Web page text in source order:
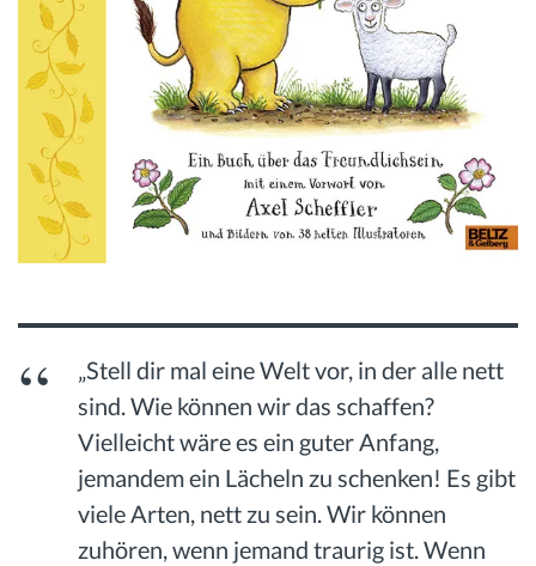
„Stell dir mal eine Welt vor, in der alle nett
sind. Wie können wir das schaffen?
Vielleicht wäre es ein guter Anfang,
jemandem ein Lächeln zu schenken! Es gibt
viele Arten, nett zu sein. Wir können
zuhören, wenn jemand traurig ist. Wenn